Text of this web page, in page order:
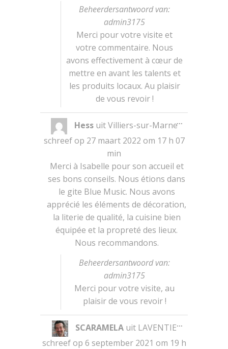
Beheerdersantwoord van:
admin3175
Merci pour votre visite et
votre commentaire. Nous
avons effectivement à cœur de
mettre en avant les talents et
les produits locaux. Au plaisir
de vous revoir !
Hess uit Villiers-sur-Marne
schreef op 27 maart 2022 om 17 h 07
min
Merci à Isabelle pour son accueil et
ses bons conseils. Nous étions dans
le gite Blue Music. Nous avons
apprécié les éléments de décoration,
la literie de qualité, la cuisine bien
équipée et la propreté des lieux.
Nous recommandons.
Beheerdersantwoord van:
admin3175
Merci pour votre visite, au
plaisir de vous revoir !
...
metabox.
SCARAMELA uit LAVENTIE
schreef op 6 september 2021 om 19 h
...
metabox.